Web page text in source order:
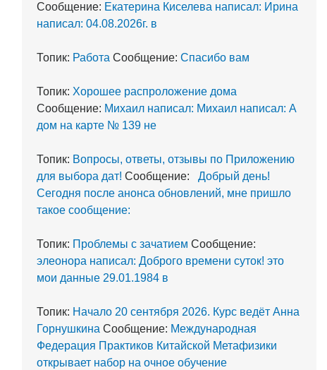
Сообщение: Екатерина Киселева написал: Ирина
написал: 04.08.2026г. в
Топик: Работа Сообщение: Спасибо вам
Топик: Хорошее распроложение дома
Сообщение: Михаил написал: Михаил написал: А
дом на карте № 139 не
Топик: Вопросы, ответы, отзывы по Приложению
для выбора дат! Сообщение:
Добрый день!
Сегодня после анонса обновлений, мне пришло
такое сообщение:
Топик: Проблемы с зачатием Сообщение:
элеонора написал: Доброго времени суток! это
мои данные 29.01.1984 в
Топик: Начало 20 сентября 2026. Курс ведёт Анна
Горнушкина Сообщение: Международная
Федерация Практиков Китайской Метафизики
открывает набор на очное обучение